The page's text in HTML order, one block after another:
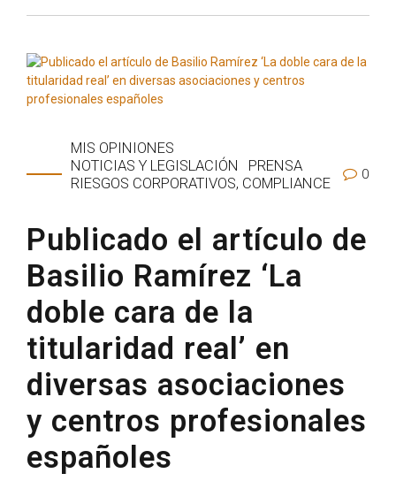
MIS OPINIONES
NOTICIAS Y LEGISLACIÓN
PRENSA
RIESGOS CORPORATIVOS, COMPLIANCE
0
Publicado el artículo de
Basilio Ramírez ‘La
doble cara de la
titularidad real’ en
diversas asociaciones
y centros profesionales
españoles